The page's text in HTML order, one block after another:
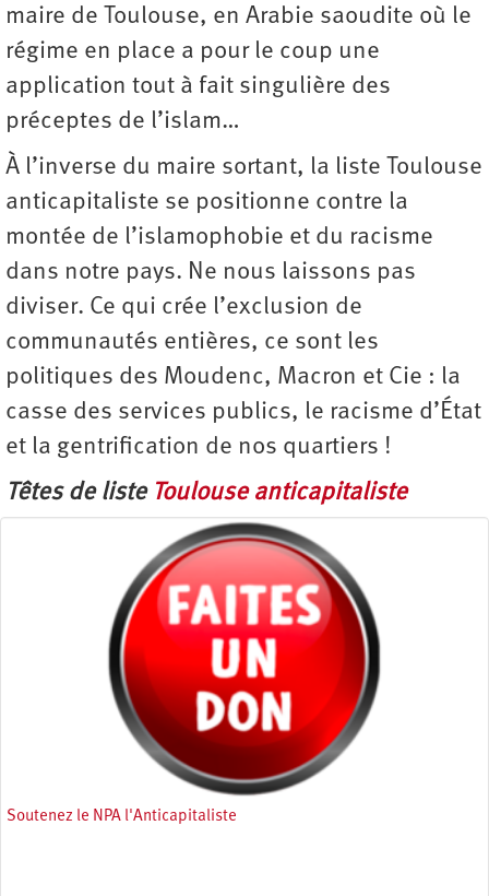
maire de Toulouse, en Arabie saoudite où le
régime en place a pour le coup une
application tout à fait singulière des
préceptes de l’islam…
À l’inverse du maire sortant, la liste Toulouse
anticapitaliste se positionne contre la
montée de l’islamophobie et du racisme
dans notre pays. Ne nous laissons pas
diviser. Ce qui crée l’exclusion de
communautés entières, ce sont les
politiques des Moudenc, Macron et Cie : la
casse des services publics, le racisme d’État
et la gentrification de nos quartiers !
Têtes de liste Toulouse anticapitaliste
Soutenez le NPA l'Anticapitaliste